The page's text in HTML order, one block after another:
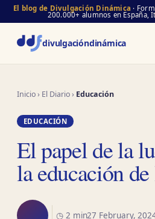
El blog de Divulgación Dinámica ·
200.000+ alumnos en España,
divulgacióndinámica
Inicio› El Diario› Educación
EDUCACIÓN
El papel de la
la educación
◷ 2 min27 February,